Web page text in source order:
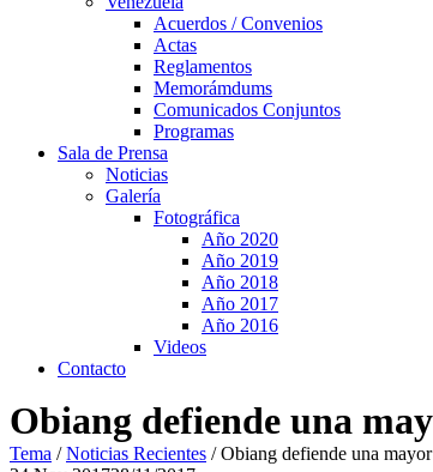
Acuerdos / Convenios
Actas
Reglamentos
Memorámdums
Comunicados Conjuntos
Programas
Sala de Prensa
Noticias
Galería
Fotográfica
Año 2020
Año 2019
Año 2018
Año 2017
Año 2016
Videos
Contacto
Obiang defiende una
Tema /Noticias Recientes /Obiang defiende una